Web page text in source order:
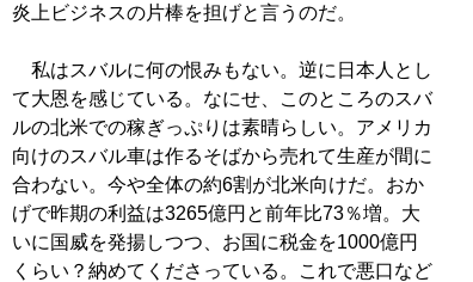
炎上ビジネスの片棒を担げと言うのだ。
私はスバルに何の恨みもない。逆に日本人とし
て大恩を感じている。なにせ、このところのスバ
ルの北米での稼ぎっぷりは素晴らしい。アメリカ
向けのスバル車は作るそばから売れて生産が間に
合わない。今や全体の約6割が北米向けだ。おか
げで昨期の利益は3265億円と前年比73％増。大
いに国威を発揚しつつ、お国に税金を1000億円
くらい？納めてくださっている。これで悪口など